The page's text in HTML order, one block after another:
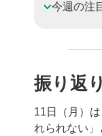
今週の注
振り返り
11日（月）
れられない